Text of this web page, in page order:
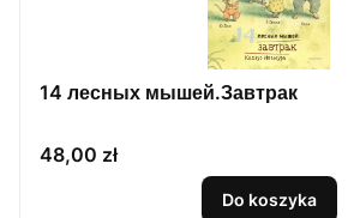
14 лесных мышей.Завтрак
Cena
48,00 zł
Do koszyka